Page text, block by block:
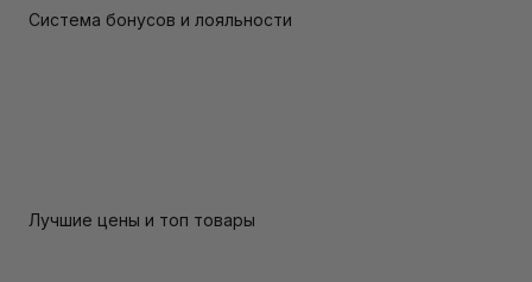
Система бонусов и лояльности
Лучшие цены и топ товары